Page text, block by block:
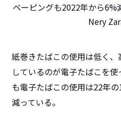
ベーピングも2022年から
Nery
紙巻きたばこの使用は低く
しているのが電子たばこを
も電子たばこの使用は22年
減っている。